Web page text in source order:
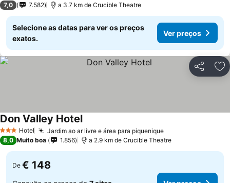
7,0 7.582 a 3.7 km de Crucible Theatre
Selecione as datas para ver os preços
exatos.
Ver preços
Partilhar
3 EstrelasHotel Jardim ao ar livre e área para piqueniqueVer preços
Don Valley HotelVer preços
8,0 Muito boa 1.856 a 2.9 km de Crucible Theatre
De € 148